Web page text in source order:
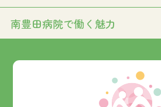
南豊田病院で働く魅力